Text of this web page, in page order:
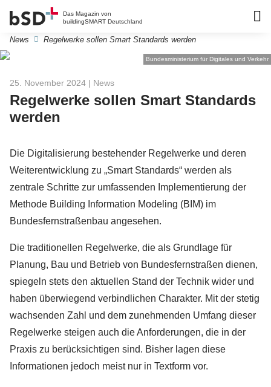
Das Magazin von
buildingSMART Deutschland
News Regelwerke sollen Smart Standards werden
Bundesministerium für Digitales und Verkehr
25. November 2024 | News
Regelwerke sollen Smart Standards
werden
Die Digitalisierung bestehender Regelwerke und deren
Weiterentwicklung zu „Smart Standards“ werden als
zentrale Schritte zur umfassenden Implementierung der
Methode Building Information Modeling (BIM) im
Bundesfernstraßenbau angesehen.
Die traditionellen Regelwerke, die als Grundlage für
Planung, Bau und Betrieb von Bundesfernstraßen dienen,
spiegeln stets den aktuellen Stand der Technik wider und
haben überwiegend verbindlichen Charakter. Mit der stetig
wachsenden Zahl und dem zunehmenden Umfang dieser
Regelwerke steigen auch die Anforderungen, die in der
Praxis zu berücksichtigen sind. Bisher lagen diese
Informationen jedoch meist nur in Textform vor.